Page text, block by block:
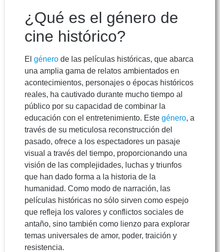
¿Qué es el género de
cine histórico?
El género de las películas históricas, que abarca
una amplia gama de relatos ambientados en
acontecimientos, personajes o épocas históricos
reales, ha cautivado durante mucho tiempo al
público por su capacidad de combinar la
educación con el entretenimiento. Este género, a
través de su meticulosa reconstrucción del
pasado, ofrece a los espectadores un pasaje
visual a través del tiempo, proporcionando una
visión de las complejidades, luchas y triunfos
que han dado forma a la historia de la
humanidad. Como modo de narración, las
películas históricas no sólo sirven como espejo
que refleja los valores y conflictos sociales de
antaño, sino también como lienzo para explorar
temas universales de amor, poder, traición y
resistencia.